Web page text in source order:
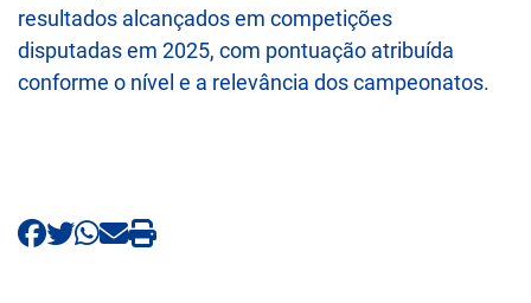
resultados alcançados em competições
disputadas em 2025, com pontuação atribuída
conforme o nível e a relevância dos campeonatos.